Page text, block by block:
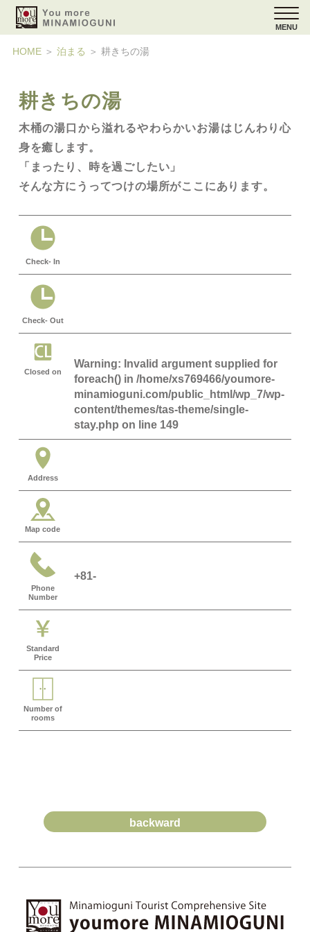
MENU
HOME＞ 泊まる ＞ 耕きちの湯
耕きちの湯
木桶の湯口から溢れるやわらかいお湯はじんわり心
身を癒します。
「まったり、時を過ごしたい」
そんな方にうってつけの場所がここにあります。
Check- In
Check- Out
Closed on
Warning: Invalid argument supplied for
foreach() in /home/xs769466/youmore-
minamioguni.com/public_html/wp_7/wp-
content/themes/tas-theme/single-
stay.php on line 149
Address
Map code
Phone
Number
+81-
Standard
Price
Number of
rooms
backward